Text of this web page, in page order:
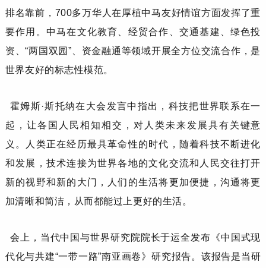
排名靠前，700多万华人在厚植中马友好情谊方面发挥了重
要作用。中马在文化教育、经贸合作、交通基建、绿色投
资、“两国双园”、资金融通等领域开展全方位交流合作，是
世界友好的标志性模范。
霍姆斯·斯托纳在大会发言中指出，科技把世界联系在一
起，让各国人民相知相交，对人类未来发展具有关键意
义。人类正在经历最具革命性的时代，随着科技不断进化
和发展，技术连接为世界各地的文化交流和人民交往打开
新的视野和新的大门，人们的生活将更加便捷，沟通将更
加清晰和简洁，从而都能过上更好的生活。
会上， 当代中国与世界研究院院长于运全发布 《中国式现
代化与共建“一带一路”南亚画卷》 研究报告。 该报告是当研